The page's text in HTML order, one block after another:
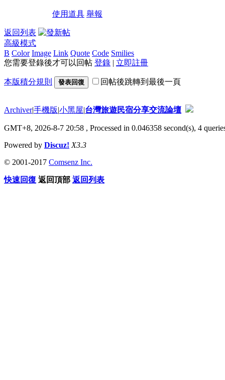
使用道具 舉報
返回列表
高級模式
B Color Image Link Quote Code Smilies
您需要登錄後才可以回帖 登錄 | 立即註冊
本版積分規則 發表回復 回帖後跳轉到最後一頁
Archiver|手機版|小黑屋|台灣旅遊民宿分享交流論壇
GMT+8, 2026-8-7 20:58 , Processed in 0.046358 second(s), 4
Powered by Discuz! X3.3
© 2001-2017 Comsenz Inc.
快速回復 返回頂部 返回列表